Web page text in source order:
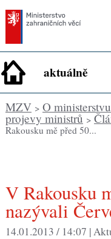
aktuálně
MZV> O ministerstvu
projevy ministrů >
Rakousku mě před 50...
V Rakousku mě před 50 lety
nazývali
14.01.2013 / 14:07 |